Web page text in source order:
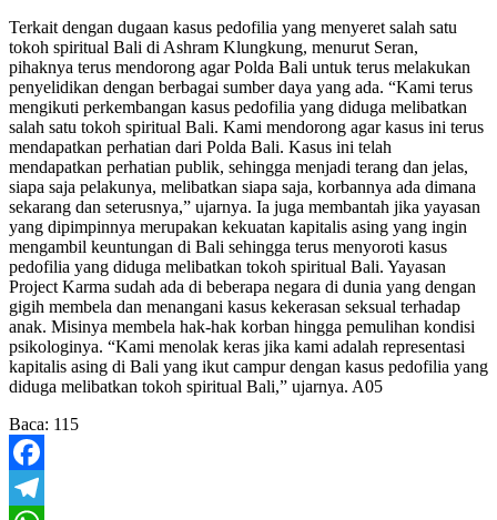
Terkait dengan dugaan kasus pedofilia yang menyeret salah satu
tokoh spiritual Bali di Ashram Klungkung, menurut Seran,
pihaknya terus mendorong agar Polda Bali untuk terus melakukan
penyelidikan dengan berbagai sumber daya yang ada. “Kami terus
mengikuti perkembangan kasus pedofilia yang diduga melibatkan
salah satu tokoh spiritual Bali. Kami mendorong agar kasus ini terus
mendapatkan perhatian dari Polda Bali. Kasus ini telah
mendapatkan perhatian publik, sehingga menjadi terang dan jelas,
siapa saja pelakunya, melibatkan siapa saja, korbannya ada dimana
sekarang dan seterusnya,” ujarnya. Ia juga membantah jika yayasan
yang dipimpinnya merupakan kekuatan kapitalis asing yang ingin
mengambil keuntungan di Bali sehingga terus menyoroti kasus
pedofilia yang diduga melibatkan tokoh spiritual Bali. Yayasan
Project Karma sudah ada di beberapa negara di dunia yang dengan
gigih membela dan menangani kasus kekerasan seksual terhadap
anak. Misinya membela hak-hak korban hingga pemulihan kondisi
psikologinya. “Kami menolak keras jika kami adalah representasi
kapitalis asing di Bali yang ikut campur dengan kasus pedofilia yang
diduga melibatkan tokoh spiritual Bali,” ujarnya. A05
Baca: 115
Facebook